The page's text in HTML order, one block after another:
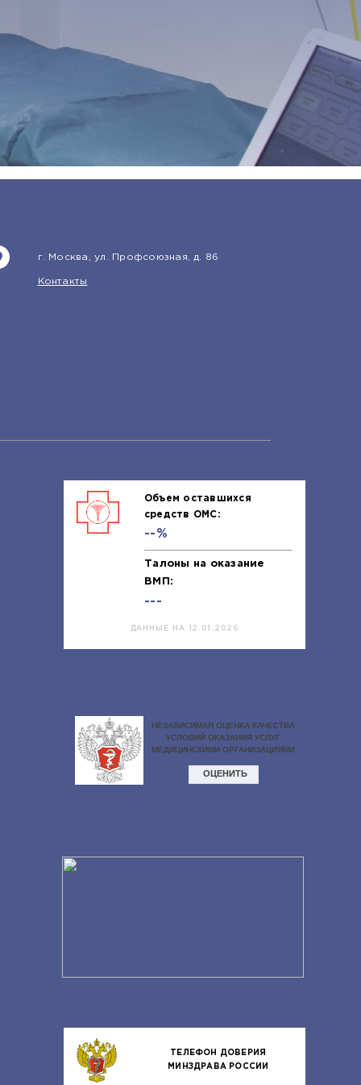
г. Москва, ул. Профсоюзная, д. 86
Контакты
Объем оставшихся
средств ОМС:
--%
Талоны на оказание
ВМП:
---
ДАННЫЕ НА 12.01.2026
ТЕЛЕФОН ДОВЕРИЯ
МИНЗДРАВА РОССИИ